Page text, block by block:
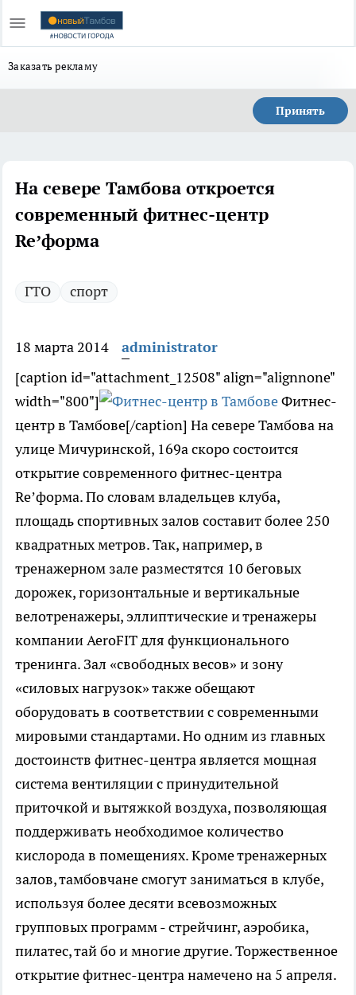
Заказать рекламу
Принять
На севере Тамбова откроется
современный фитнес-центр
Re’форма
ГТО спорт
18 марта 2014
administrator
[caption id="attachment_12508" align="alignnone"
width="800"]
Фитнес-
центр в Тамбове[/caption] На севере Тамбова на
улице Мичуринской, 169а скоро состоится
открытие современного фитнес-центра
Re’форма. По словам владельцев клуба,
площадь спортивных залов составит более 250
квадратных метров. Так, например, в
тренажерном зале разместятся 10 беговых
дорожек, горизонтальные и вертикальные
велотренажеры, эллиптические и тренажеры
компании AeroFIT для функционального
тренинга. Зал «свободных весов» и зону
«силовых нагрузок» также обещают
оборудовать в соответствии с современными
мировыми стандартами. Но одним из главных
достоинств фитнес-центра является мощная
система вентиляции с принудительной
приточкой и вытяжкой воздуха, позволяющая
поддерживать необходимое количество
кислорода в помещениях. Кроме тренажерных
залов, тамбовчане смогут заниматься в клубе,
используя более десяти всевозможных
групповых программ - стрейчинг, аэробика,
пилатес, тай бо и многие другие. Торжественное
открытие фитнес-центра намечено на 5 апреля.